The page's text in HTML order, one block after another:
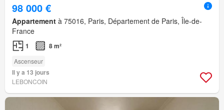
98 000 €
Appartement à 75016, Paris, Département de Paris, Île-de-
France
1 8 m²
Ascenseur
Il y a 13 jours
LEBONCOIN